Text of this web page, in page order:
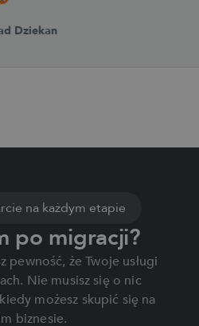
na każdym etapie
po migracji?
pewność, że Twoje usługi
Nie musisz się o nic
możesz skupić się na
biznesie.